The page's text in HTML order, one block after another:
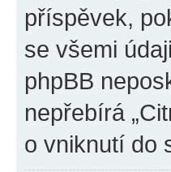
příspěvek,
se všemi
phpBB
nepřebírá
o vniknutí do